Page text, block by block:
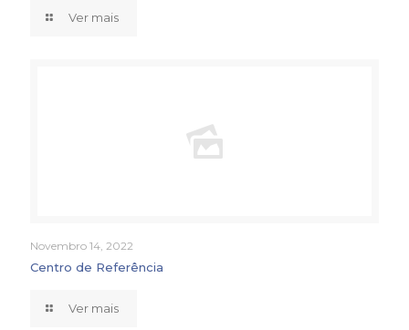
Ver mais
Novembro 14, 2022
Centro de Referência
Ver mais